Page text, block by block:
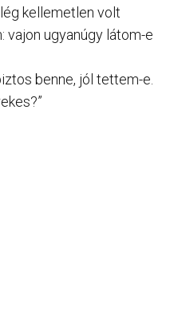
kellemetlen volt
vajon ugyanúgy látom-e
benne, jól tettem-e.